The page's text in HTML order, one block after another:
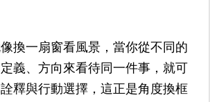
換一扇窗看風景，當你從不同的
義、方向來看待同一件事，就可
釋與行動選擇，這正是角度換框